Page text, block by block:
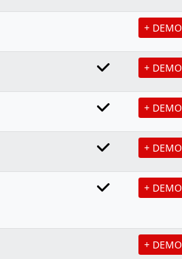
+ DEMO
+ DEMO
+ DEMO
+ DEMO
+ DEMO
+ DEMO